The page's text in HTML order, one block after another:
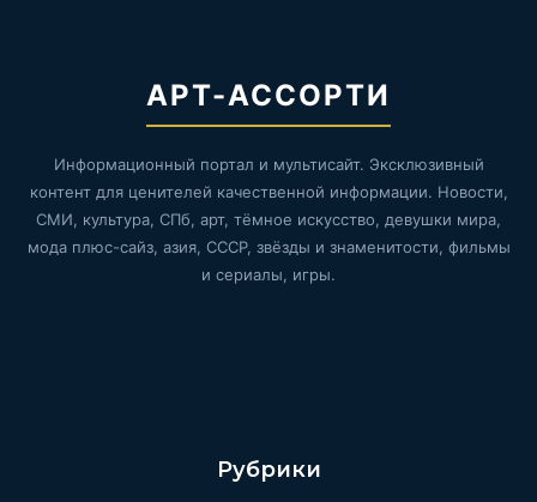
АРТ-АССОРТИ
Информационный портал и мультисайт. Эксклюзивный
контент для ценителей качественной информации. Новости,
СМИ, культура, СПб, арт, тёмное искусство, девушки мира,
мода плюс-сайз, азия, СССР, звёзды и знаменитости, фильмы
и сериалы, игры.
Рубрики